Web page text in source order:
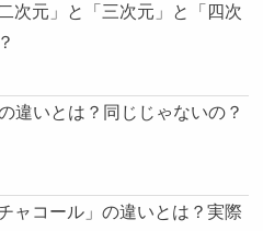
次元」と「三次元」と「四次
違いとは？同じじゃないの？
ャコール」の違いとは？実際